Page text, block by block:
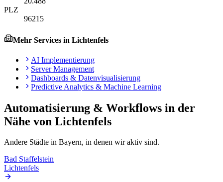
PLZ
96215
Mehr Services in Lichtenfels
AI Implementierung
Server Management
Dashboards & Datenvisualisierung
Predictive Analytics & Machine Learning
Automatisierung & Workflows in der
Nähe von Lichtenfels
Andere Städte in Bayern, in denen wir aktiv sind.
Bad Staffelstein
Lichtenfels